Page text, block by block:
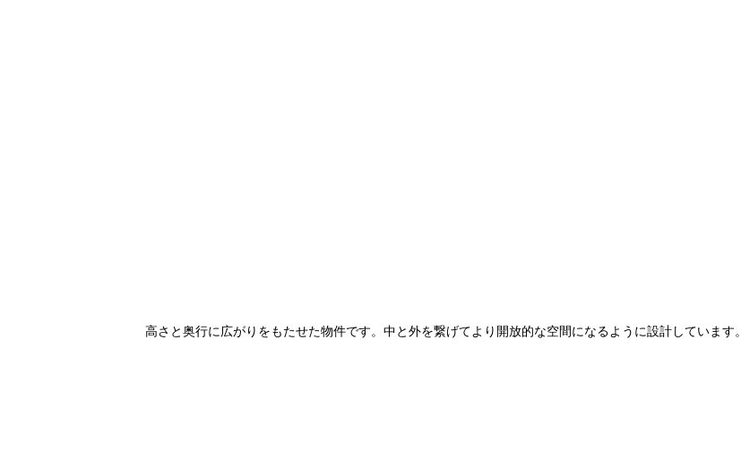
高さと奥行に広がりをもたせた物件です。中と外を繋げてより開放的な空間になるように設計しています。